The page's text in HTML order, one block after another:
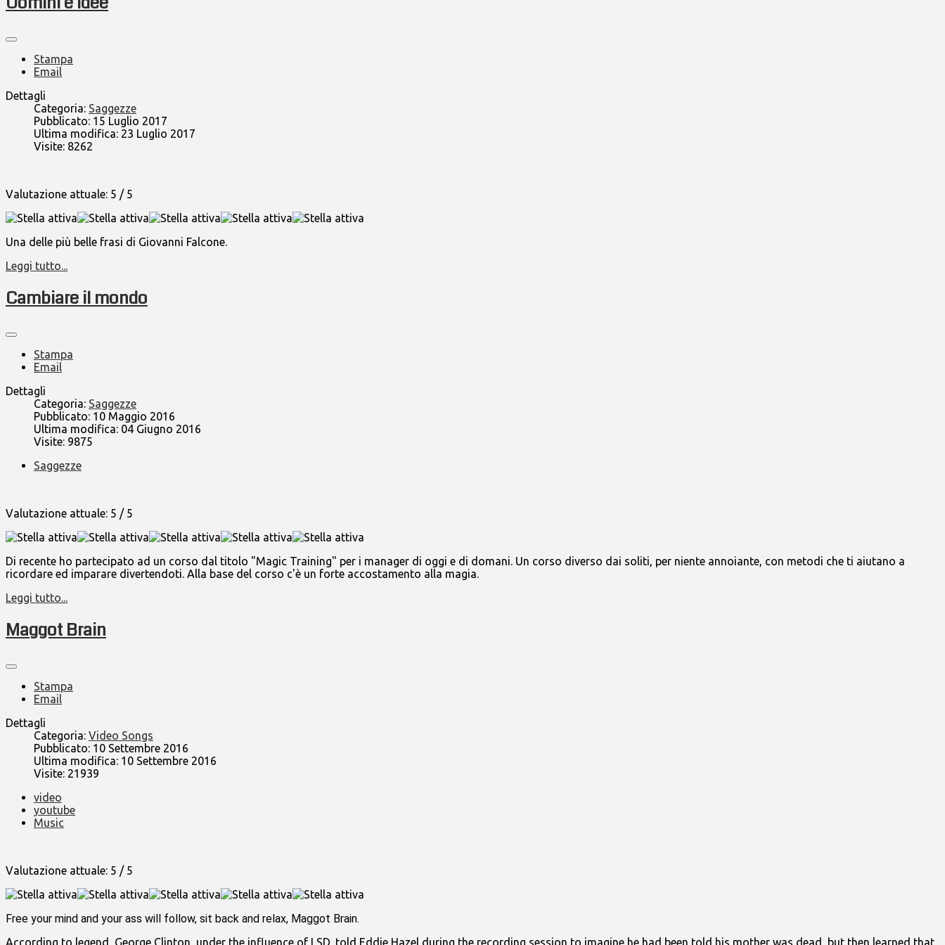
Stampa
Email
Dettagli
Categoria: Saggezze
Pubblicato: 15 Luglio 2017
Ultima modifica: 23 Luglio 2017
Visite: 8262
Valutazione attuale: 5 / 5
Una delle più belle frasi di Giovanni Falcone.
Leggi tutto...
Cambiare il mondo
Stampa
Email
Dettagli
Categoria: Saggezze
Pubblicato: 10 Maggio 2016
Ultima modifica: 04 Giugno 2016
Visite: 9875
Saggezze
Valutazione attuale: 5 / 5
Di recente ho partecipato ad un corso dal titolo "Magic Training" per i manager di oggi e di domani. Un corso diverso dai soliti, per niente annoiante, con metodi che ti aiutano a
ricordare ed imparare divertendoti. Alla base del corso c'è un forte accostamento alla magia.
Leggi tutto...
Maggot Brain
Stampa
Email
Dettagli
Categoria: Video Songs
Pubblicato: 10 Settembre 2016
Ultima modifica: 10 Settembre 2016
Visite: 21939
video
youtube
Music
Valutazione attuale: 5 / 5
Free your mind and your ass will follow, sit back and relax, Maggot Brain.
According to legend, George Clinton, under the influence of LSD, told Eddie Hazel during the recording session to imagine he had been told his mother was dead, but then learned that